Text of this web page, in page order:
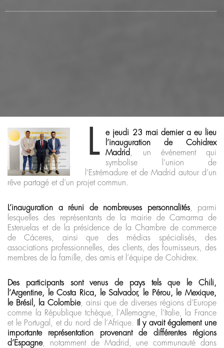
L
e jeudi 23 mai dernier a eu lieu
l’inauguration de Cohidrex
Madrid , un événement qui
symbolise l’union de
l’Estrémadure et de Madrid autour d’un
rêve partagé et d’un projet commun.
L’inauguration a réuni de nombreuses personnalités, parmi
lesquelles des représentants de la mairie de Camarma de
Esteruelas et de la présidence de la Chambre de commerce
de Cáceres, ainsi que des médias spécialisés, des
associations professionnelles, des clients, des fournisseurs, des
membres de la famille, des amis et l’équipe de Cohidrex.
Des participants sont venus de pays tels que le Chili,
l’Argentine, le Costa Rica, le Salvador, le Pérou, le Mexique,
le Brésil, la Colombie, ainsi que de diverses régions d’Europe
comme la République tchèque, l’Allemagne, l’Italie, la France
et le Portugal, et du nord de l’Afrique.
Il y avait également une
importante représentation provenant de différentes régions
d’Espagne, notamment de Madrid, une communauté dans